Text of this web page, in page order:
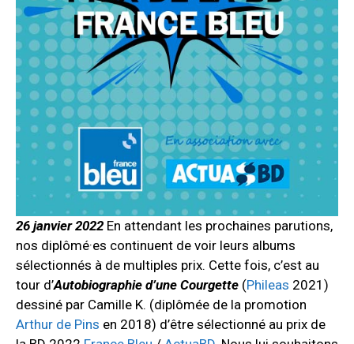
26 janvier 2022 En attendant les prochaines parutions,
nos diplômé·es continuent de voir leurs albums
sélectionnés à de multiples prix. Cette fois, c’est au
tour d’Autobiographie d’une Courgette (Phileas 2021)
dessiné par Camille K. (diplômée de la promotion
Arthur de Pins en 2018) d’être sélectionné au prix de